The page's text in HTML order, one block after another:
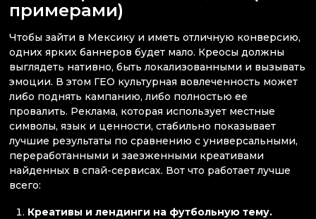
примерами)
Чтобы зайти в Мексику и иметь отличную конверсию,
одних ярких баннеров будет мало. Креосы должны
выглядеть нативно, быть локализованными и вызывать
эмоции. В этом ГЕО культурная вовлеченность может
либо поднять кампанию, либо полностью ее
провалить. Реклама, которая использует местные
символы, язык и ценности, стабильно показывает
лучшие результаты по сравнению с универсальными,
переработанными и заезженными креативами
найденных в спай-сервисах. Вот что работает лучше
всего:
Креативы и лендинги на футбольную тему.